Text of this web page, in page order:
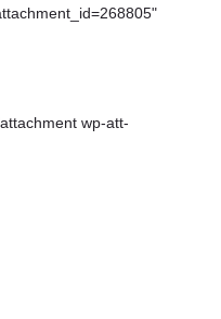
wp-att-